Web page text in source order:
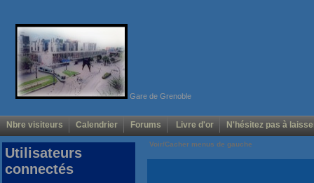
Gare de Grenoble
Nbre visiteurs Calendrier Forums Livre d'or N'hésitez pas à
Voir/Cacher menus de gauche
Utilisateurs
connectés